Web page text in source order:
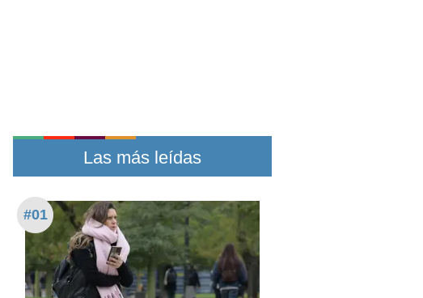
Las más leídas
#01